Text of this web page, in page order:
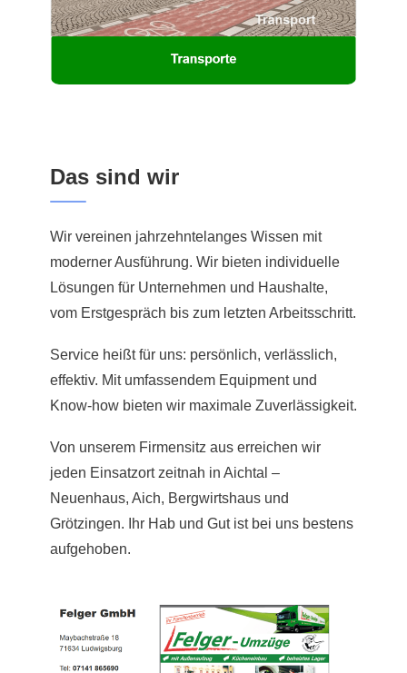
Das sind wir
Wir vereinen jahrzehntelanges Wissen mit
moderner Ausführung. Wir bieten individuelle
Lösungen für Unternehmen und Haushalte,
vom Erstgespräch bis zum letzten Arbeitsschritt.
Service heißt für uns: persönlich, verlässlich,
effektiv. Mit umfassendem Equipment und
Know-how bieten wir maximale Zuverlässigkeit.
Von unserem Firmensitz aus erreichen wir
jeden Einsatzort zeitnah in Aichtal –
Neuenhaus, Aich, Bergwirtshaus und
Grötzingen. Ihr Hab und Gut ist bei uns bestens
aufgehoben.